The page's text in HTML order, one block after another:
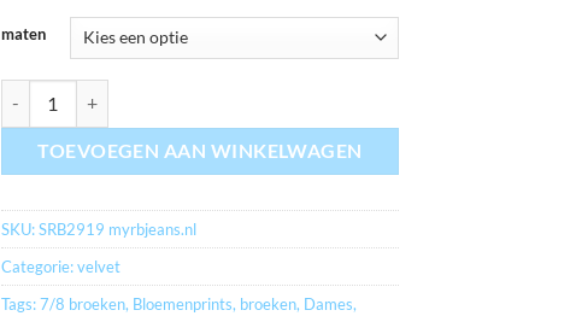
maten
TOEVOEGEN AAN WINKELWAGEN
SKU:SRB2919 myrbjeans.nl
Categorie:velvet
Tags:7/8 broeken, Bloemenprints, broeken, Dames,